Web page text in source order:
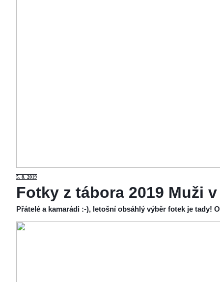
5. 8. 2019
Fotky z tábora 2019 Muži
Přátelé a kamarádi :-), letošní obsáhlý výběr fotek je tady!